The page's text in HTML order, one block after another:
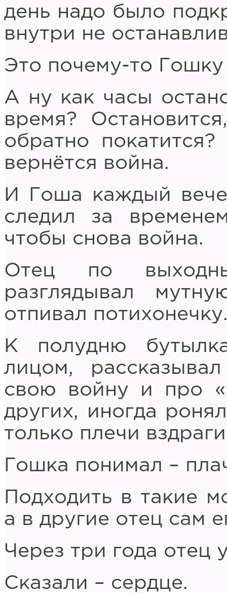
день надо было
внутри не
Это почему-то Гошку
А ну как часы
время?
обратно
вернётся война.
И Гоша каждый
следил за
чтобы снова война.
Отец по
разглядывал
отпивал
К полудню
лицом,
свою войну и про
других, иногда
только плечи
Гошка понимал –
Подходить в такие
а в другие отец сам
Через три года отец
Сказали – сердце.